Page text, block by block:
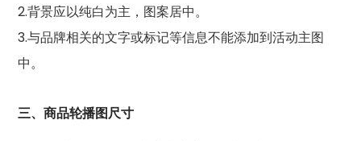
2.背景应以纯白为主，图案居中。
3.与品牌相关的文字或标记等信息不能添加到活动主图
中。
三、商品轮播图尺寸